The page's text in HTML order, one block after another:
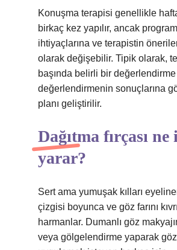
Konuşma terapisi genellikle
birkaç kez yapılır, ancak
ihtiyaçlarına ve terapistin
olarak değişebilir. Tipik olarak,
başında belirli bir değerlendirme
değerlendirmenin sonuçlarına
planı geliştirilir.
Dağıtma fırçası ne
yarar?
Sert ama yumuşak kılları
çizgisi boyunca ve göz farını
harmanlar. Dumanlı göz
veya gölgelendirme yaparak göz